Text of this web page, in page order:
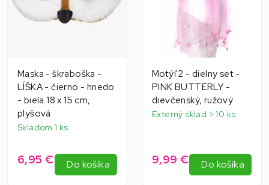
Maska - škraboška -
LÍŠKA - čierno - hnedo
- biela 18 x 15 cm,
plyšová
Skladom 1 ks
6,95 € Do košíka
Motýľ 2 - dielny set -
PINK BUTTERLY -
dievčenský, ružový
Externý sklad > 10 ks
9,99 € Do košíka